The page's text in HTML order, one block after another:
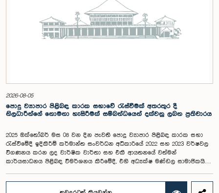
සපයන සංවර්ධන සහකරු වන CII (Coalition for Inclusive Impact)
ආයතනයේ නියෝජිතයෝ එක්ව සිටියහ.මෙම වැඩමුළුව සඳහා සහභාගීවීමට
අපේක්ෂා කරන ගම්පහ දිස්ත්‍රික්කයේ වයස අවු 18 – 35 අතර තරුණ තරුණියන්
https://forms.gle/aVp5UzhLbtPSmVap8 සබැඳිය ඔස්සේ අදාළ පෝරමය
සම්පූර්ණ කොට ලියාපදිංචි විය විය යුතුය.
2026-08-05
පොදු ව්‍යාපාර පිළිබඳ කාරක සභාවේ රැස්වීමක් අතරතුර දී
නිලධාරීන්ගේ නොමනා හැසිරීමක් සම්බන්ධයෙන් දක්වනු ලබන ප්‍රතිචාරය
2025 ඔක්තෝබර් මස 08 වන දින පැවති පොදු ව්‍යාපාර පිළිබඳ කාරක සභා
රැස්වීමේදී ඉදිකිරීම් කර්මාන්ත සංවර්ධන අධිකාරියේ 2022 සහ 2023 වර්ෂවල
විගණනය කරන ලද වාර්ෂික වාර්තා සහ එකී ආයතනයේ වත්මන්
කාර්යසාධනය පිළිබඳ විමර්ශනය කිරීමේදී, එහි අධ්‍යක්ෂ මණ්ඩල සාමාජිකයින්